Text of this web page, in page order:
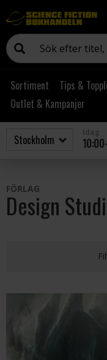
Sortiment Tips &
Outlet & Kampanjer
FÖRLAG
Design